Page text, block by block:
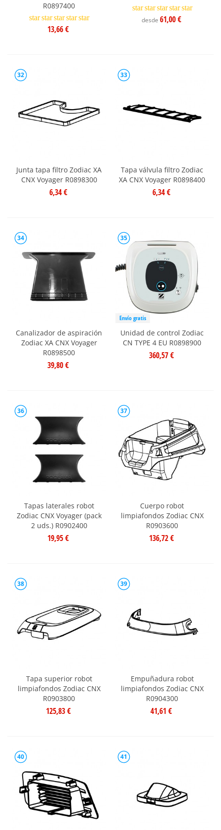
R0897400
star star star star star
13,66 €
star star star star star
desde 61,00 €
32
Junta tapa filtro Zodiac XA
CNX Voyager R0898300
6,34 €
33
Tapa válvula filtro Zodiac
XA CNX Voyager R0898400
6,34 €
34
Canalizador de aspiración
Zodiac XA CNX Voyager
R0898500
39,80 €
35
Envío gratis
Unidad de control Zodiac
CN TYPE 4 EU R0898900
360,57 €
36
Tapas laterales robot
Zodiac CNX Voyager (pack
2 uds.) R0902400
19,95 €
37
Cuerpo robot
limpiafondos Zodiac CNX
R0903600
136,72 €
38
Tapa superior robot
limpiafondos Zodiac CNX
R0903800
125,83 €
39
Empuñadura robot
limpiafondos Zodiac CNX
R0904300
41,61 €
40 41